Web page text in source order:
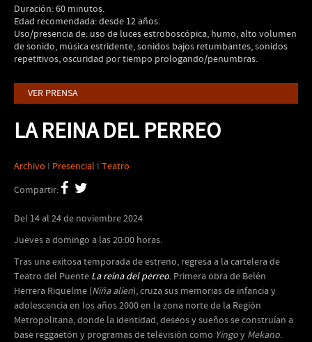
Duración: 60 minutos.
Edad recomendada: desde 12 años.
Uso/presencia de: uso de luces estroboscópica, humo, alto volumen
de sonido, música estridente, sonidos bajos retumbantes, sonidos
repetitivos, oscuridad por tiempo prologando/penumbras.
VER PRENSA
LA REINA DEL PERREO
Archivo I Presencial I Teatro
Compartir:
Del 14 al 24 de noviembre 2024
Jueves a domingo a las 20:00 horas.
Tras una exitosa temporada de estreno, regresa a la cartelera de
Teatro del Puente La reina del perreo. Primera obra de Belén
Herrera Riquelme (Niña alien), cruza sus memorias de infancia y
adolescencia en los años 2000 en la zona norte de la Región
Metropolitana, donde la identidad, deseos y sueños se construían a
base reggaetón y programas de televisión como Yingoy Mekano.